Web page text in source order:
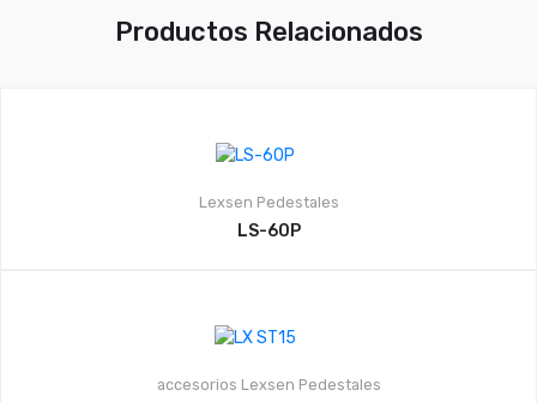
Productos Relacionados
Lexsen Pedestales
LS-60P
accesorios Lexsen Pedestales